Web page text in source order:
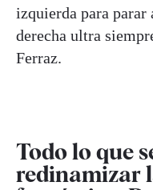
izquierda para parar
derecha ultra
Ferraz.
Todo lo que
redinamizar